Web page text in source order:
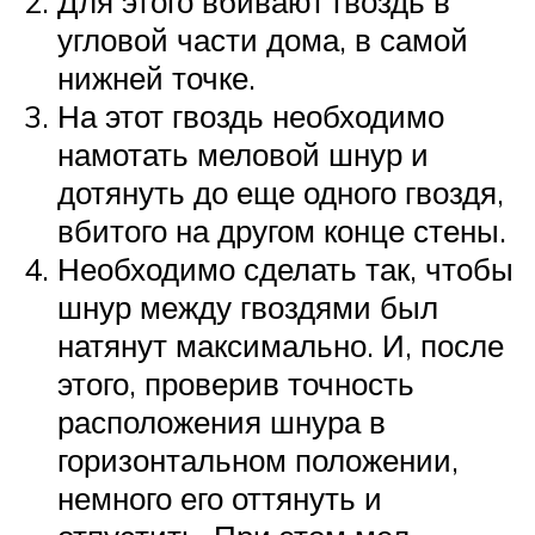
угловой части дома, в самой
нижней точке.
На этот гвоздь необходимо
намотать меловой шнур и
дотянуть до еще одного гвоздя,
вбитого на другом конце стены.
Необходимо сделать так, чтобы
шнур между гвоздями был
натянут максимально. И, после
этого, проверив точность
расположения шнура в
горизонтальном положении,
немного его оттянуть и